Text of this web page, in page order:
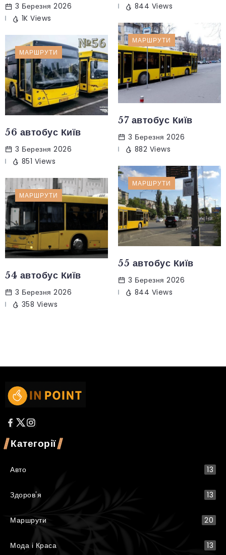
3 Березня 2026
1K Views
844 Views
МАРШРУТИ
57 автобус Київ
3 Березня 2026
882 Views
МАРШРУТИ
56 автобус Київ
3 Березня 2026
851 Views
МАРШРУТИ
55 автобус Київ
3 Березня 2026
844 Views
МАРШРУТИ
54 автобус Київ
3 Березня 2026
358 Views
Категорії
Авто 13
Здоров'я 13
Маршрути 20
Мода і Краса 13